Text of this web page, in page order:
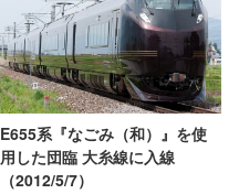
E655系『なごみ（和）』を使
用した団臨 大糸線に入線
（2012/5/7）